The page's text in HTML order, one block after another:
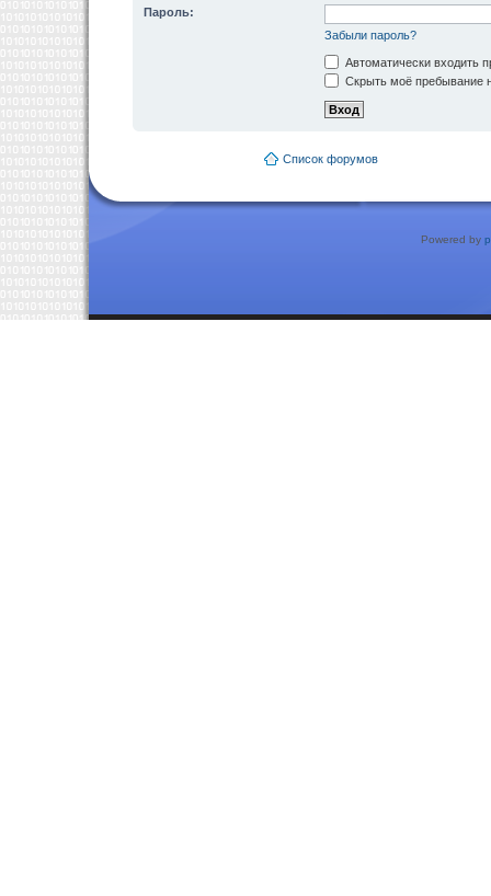
Пароль:
Забыли пароль?
Автоматически входить
Скрыть моё пребывание
Список форумов
Powered by